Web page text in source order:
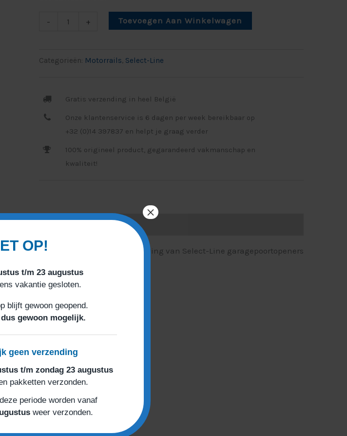
- + Toevoegen Aan Winkelwagen
Categorieën: Motorrails, Select-Line
Gratis verzending in heel België
Onze klantenservice is 6 dagen per week bereikbaar op
+32 (0)14 397837 en helpt je graag verder
100% origineel product, gegarandeerd vakmanschap en
kwaliteit!
mm en is bedoelt voor de bevestiging van Select-Line garagepoortopeners
tot een hoogte van 2125mm
OP!
t/m 23 augustus
vakantie gesloten.
blijft gewoon geopend.
gewoon mogelijk.
geen verzending
t/m zondag 23 augustus
pakketten verzonden.
periode worden vanaf
weer verzonden.
×